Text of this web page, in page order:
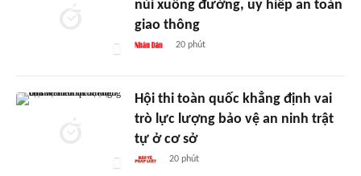
núi xuống đường, uy hiếp an toàn
giao thông
20 phút
Hội thi toàn quốc khẳng định vai
trò lực lượng bảo vệ an ninh trật
tự ở cơ sở
20 phút